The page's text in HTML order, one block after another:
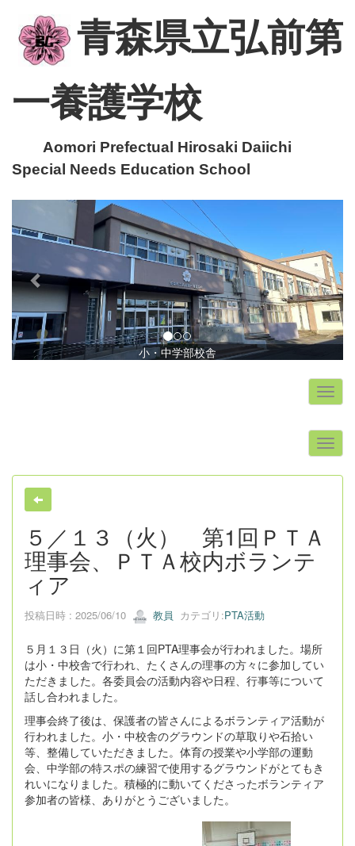
青森県立弘前第
一養護学校
Aomori Prefectual Hirosaki Daiichi
Special Needs Education School
小・中学部校舎
r
v
i
o
u
s
x
t
５／１３（火） 第1回ＰＴＡ
理事会、ＰＴＡ校内ボランテ
ィア
投稿日時 : 2025/06/10 教員 カテゴリ:PTA活動
５月１３日（火）に第１回PTA理事会が行われました。場所
は小・中校舎で行われ、たくさんの理事の方々に参加してい
ただきました。各委員会の活動内容や日程、行事等について
話し合われました。
理事会終了後は、保護者の皆さんによるボランティア活動が
行われました。小・中校舎のグラウンドの草取りや石拾い
等、整備していただきました。体育の授業や小学部の運動
会、中学部の特スポの練習で使用するグラウンドがとてもき
れいになりました。積極的に動いてくださったボランティア
参加者の皆様、ありがとうございました。